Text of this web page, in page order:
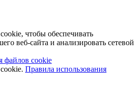
чтобы обеспечивать
веб-сайта и анализировать сетевой
файлов cookie
Правила использования